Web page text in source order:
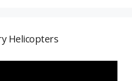
Helicopters